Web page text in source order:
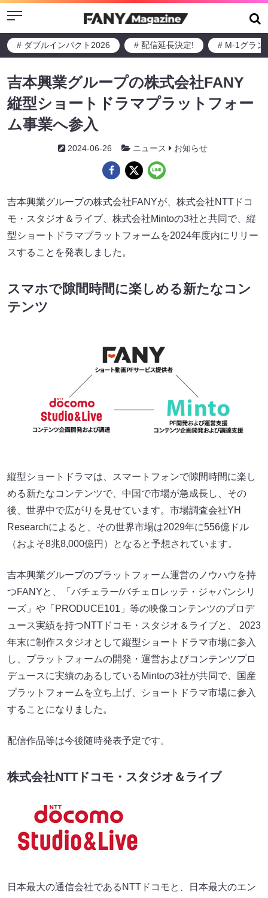
Menu
# ダブルインパクト2026 # 配信延長決定! # M-1グラン
吉本興業グループの株式会社FANY
縦型ショートドラマプラットフォー
ム事業へ参入
2024-06-26 ニュース お知らせ
吉本興業グループの株式会社FANYが、株式会社NTTドコ
モ・スタジオ＆ライブ、株式会社Mintoの3社と共同で、縦
型ショートドラマプラットフォームを2024年度内にリリー
スすることを発表しました。
スマホで隙間時間に楽しめる新たなコン
テンツ
縦型ショートドラマは、スマートフォンで隙間時間に楽し
める新たなコンテンツで、中国で市場が急成長し、その
後、世界中で広がりを見せています。市場調査会社YH
Researchによると、その世界市場は2029年に556億ドル
（およそ8兆8,000億円）となると予想されています。
吉本興業グループのプラットフォーム運営のノウハウを持
つFANYと、「バチェラー/バチェロレッテ・ジャパンシリ
ーズ」や「PRODUCE101」等の映像コンテンツのプロデ
ュース実績を持つNTTドコモ・スタジオ＆ライブと、 2023
年末に制作スタジオとして縦型ショートドラマ市場に参入
し、プラットフォームの開発・運営およびコンテンツプロ
デュースに実績のあるしているMintoの3社が共同で、国産
プラットフォームを立ち上げ、ショートドラマ市場に参入
することになりました。
配信作品等は今後随時発表予定です。
株式会社NTTドコモ・スタジオ＆ライブ
日本最大の通信会社であるNTTドコモと、日本最大のエン